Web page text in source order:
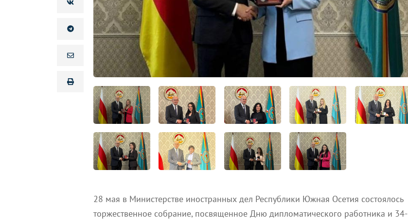
28 мая в Министерстве иностранных дел Республики Южная Осетия состоялось
торжественное собрание, посвященное Дню дипломатического работника и 34-